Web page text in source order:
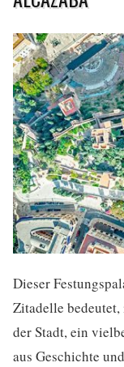
Dieser
Zitadelle
der Stadt, ein
aus Geschichte